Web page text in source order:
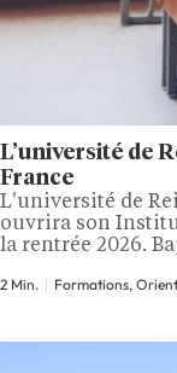
L’université de
France
L'université de
ouvrira son
la rentrée 2026.
favorable de
2 Min. Formations,